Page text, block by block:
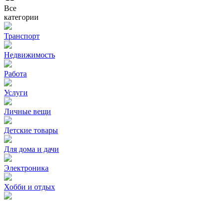
Все
категории
Транспорт
Недвижимость
Работа
Услуги
Личные вещи
Детские товары
Для дома и дачи
Электроника
Хобби и отдых